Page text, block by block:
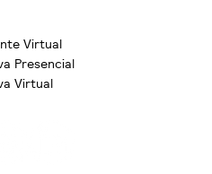
Virtual
Presencial
Virtual